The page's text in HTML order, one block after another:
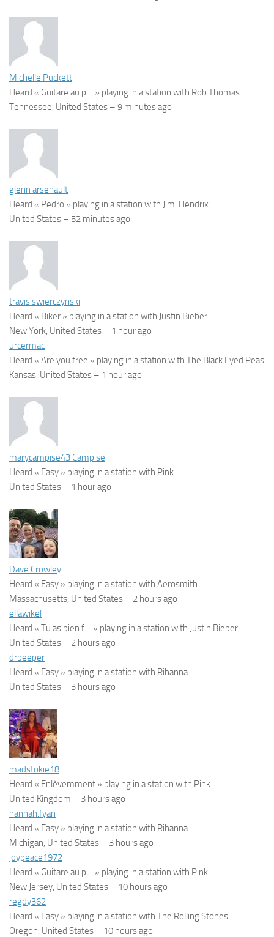
Michelle Puckett
Heard « Guitare au p… » playing in a station with Rob Thomas
Tennessee, United States – 9 minutes ago
glenn arsenault
Heard « Pedro » playing in a station with Jimi Hendrix
United States – 52 minutes ago
travis.swierczynski
Heard « Biker » playing in a station with Justin Bieber
New York, United States – 1 hour ago
urcermac
Heard « Are you free » playing in a station with The Black Eyed Peas
Kansas, United States – 1 hour ago
marycampise43 Campise
Heard « Easy » playing in a station with Pink
United States – 1 hour ago
Dave Crowley
Heard « Easy » playing in a station with Aerosmith
Massachusetts, United States – 2 hours ago
ellawikel
Heard « Tu as bien f… » playing in a station with Justin Bieber
United States – 2 hours ago
drbeeper
Heard « Easy » playing in a station with Rihanna
United States – 3 hours ago
madstokie18
Heard « Enlèvemment » playing in a station with Pink
United Kingdom – 3 hours ago
hannah.fyan
Heard « Easy » playing in a station with Rihanna
Michigan, United States – 3 hours ago
joypeace1972
Heard « Guitare au p… » playing in a station with Pink
New Jersey, United States – 10 hours ago
regdy362
Heard « Easy » playing in a station with The Rolling Stones
Oregon, United States – 10 hours ago